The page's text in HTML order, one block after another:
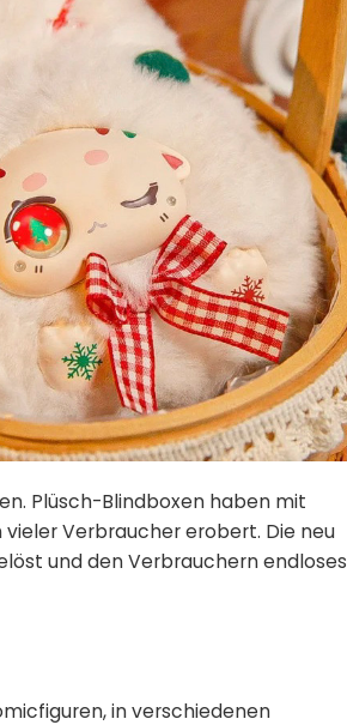
Plüsch-Blindboxen haben mit
Verbraucher erobert. Die neu
und den Verbrauchern endloses
in verschiedenen